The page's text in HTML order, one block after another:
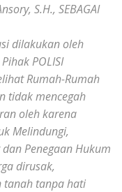
S.H., SEBAGAI
dilakukan oleh
POLISI
Rumah-Rumah
tidak mencegah
oleh karena
Melindungi,
Penegaan Hukum
dirusak,
tanah tanpa hati